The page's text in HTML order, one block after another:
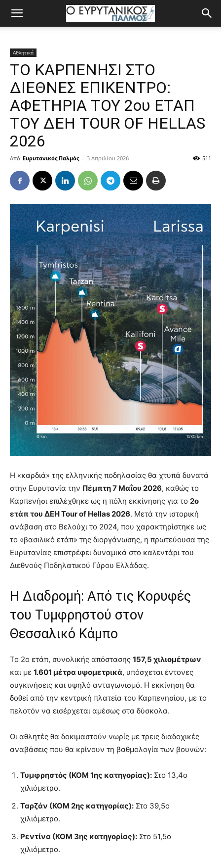
Αθλητικά
ΤΟ ΚΑΡΠΕΝΗΣΙ ΣΤΟ
ΔΙΕΘΝΕΣ ΕΠΙΚΕΝΤΡΟ:
ΑΦΕΤΗΡΙΑ ΤΟΥ 2ου ΕΤΑΠ
ΤΟΥ ΔΕΗ TOUR OF HELLAS
2026
Από Ευρυτανικός Παλμός - 3 Απριλίου 2026 511
Η «καρδιά» της ελληνικής ποδηλασίας θα χτυπά δυνατά
στην Ευρυτανία την Πέμπτη 7 Μαΐου 2026, καθώς το
Καρπενήσι επιλέχθηκε ως η πόλη εκκίνησης για το 2ο
ετάπ του ΔΕΗ Tour of Hellas 2026. Μετά την ιστορική
ανάβαση στο Βελούχι το 2024, που χαρακτηρίστηκε ως
το «βασιλικό ετάπ» της διοργάνωσης, η πρωτεύουσα της
Ευρυτανίας επιστρέφει δυναμικά στο καλεντάρι του
Διεθνούς Ποδηλατικού Γύρου Ελλάδας.
Η Διαδρομή: Από τις Κορυφές
του Τυμφρηστού στον
Θεσσαλικό Κάμπο
Το 2ο ετάπ, συνολικής απόστασης 157,5 χιλιομέτρων
και με 1.601 μέτρα υψομετρικά, υπόσχεται έντονες
συγκινήσεις και υψηλό ανταγωνισμό. Η εκκίνηση θα
δοθεί από την κεντρική πλατεία του Καρπενησίου, με το
πελοτόν να εισέρχεται αμέσως στα δύσκολα.
Οι αθλητές θα δοκιμαστούν νωρίς με τρεις διαδοχικές
αναβάσεις που θα κρίνουν τη βαθμολογία των βουνών:
Τυμφρηστός (ΚΟΜ 1ης κατηγορίας): Στο 13,4ο
χιλιόμετρο.
Ταρζάν (ΚΟΜ 2ης κατηγορίας): Στο 39,5ο
χιλιόμετρο.
Ρεντίνα (ΚΟΜ 3ης κατηγορίας): Στο 51,5ο
χιλιόμετρο.